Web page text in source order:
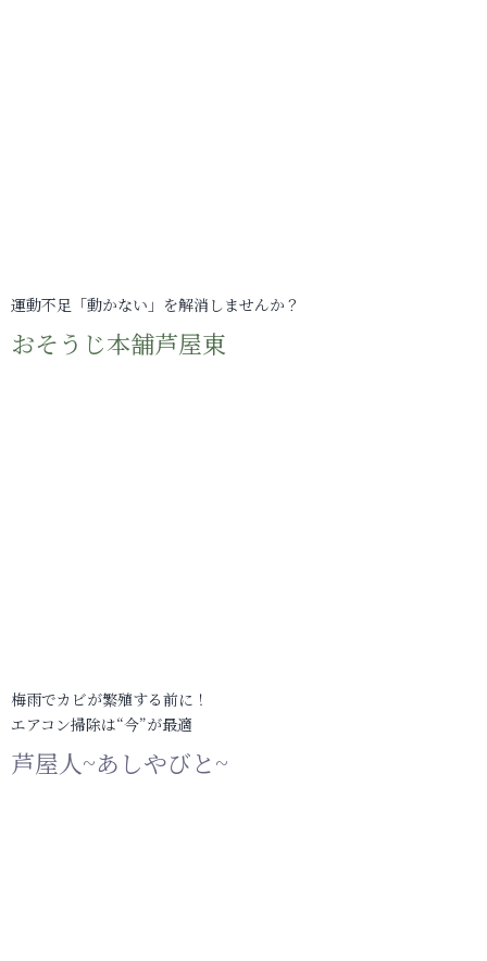
運動不足「動かない」を解消しませんか？
おそうじ本舗芦屋東
梅雨でカビが繁殖する前に！
エアコン掃除は“今”が最適
芦屋人~あしやびと~